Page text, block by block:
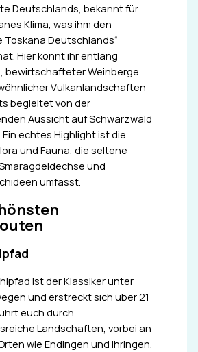
Deutschlands, bekannt für
Klima, was ihm den
Toskana Deutschlands“
Hier könnt ihr entlang
bewirtschafteter Weinberge
Vulkanlandschaften
begleitet von der
Aussicht auf Schwarzwald
echtes Highlight ist die
und Fauna, die seltene
und
umfasst.
ist der Klassiker unter
und erstreckt sich über 21
euch durch
Landschaften, vorbei an
wie Endingen und Ihringen,